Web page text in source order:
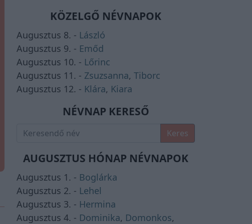
KÖZELGŐ NÉVNAPOK
Augusztus 8. - László
Augusztus 9. - Emőd
Augusztus 10. - Lőrinc
Augusztus 11. - Zsuzsanna, Tiborc
Augusztus 12. - Klára, Kiara
NÉVNAP KERESŐ
Keres
AUGUSZTUS HÓNAP NÉVNAPOK
Augusztus 1. - Boglárka
Augusztus 2. - Lehel
Augusztus 3. - Hermina
Augusztus 4. - Dominika, Domonkos,